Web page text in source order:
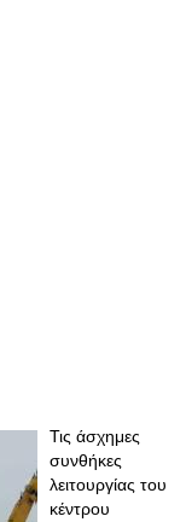
Τις άσχημες
συνθήκες
λειτουργίας του
κέντρου